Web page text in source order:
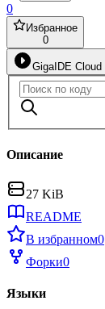
0
Избранное
0
GigaIDE Cloud
Описание
27 KiB
README
В избранном0
Форки0
Языки